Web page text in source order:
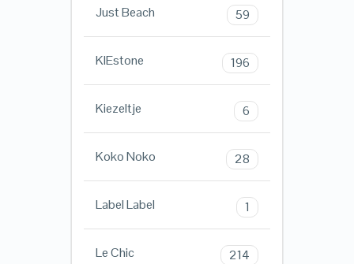
Just Beach 59
KIEstone 196
Kiezeltje 6
Koko Noko 28
Label Label 1
Le Chic 214